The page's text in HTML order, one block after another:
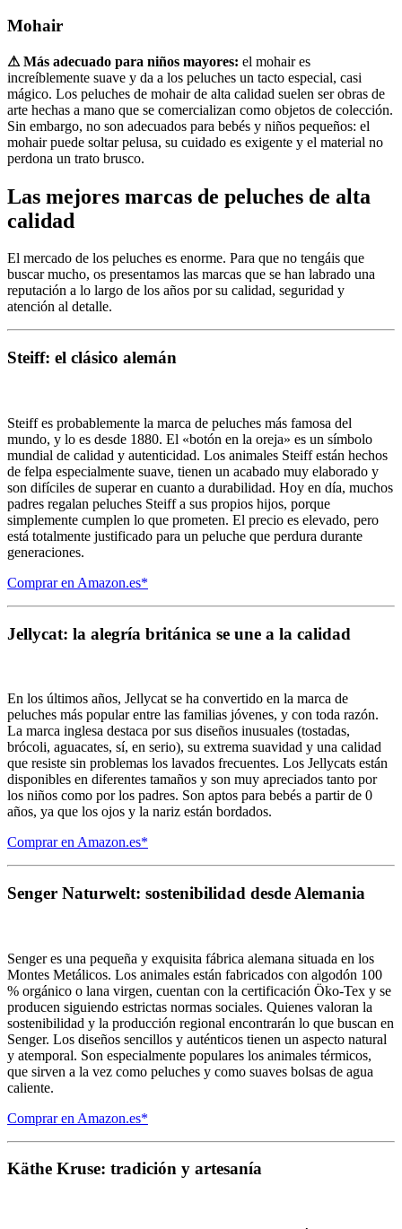
Mohair
⚠ Más adecuado para niños mayores: el mohair es
increíblemente suave y da a los peluches un tacto especial, casi
mágico. Los peluches de mohair de alta calidad suelen ser obras de
arte hechas a mano que se comercializan como objetos de colección.
Sin embargo, no son adecuados para bebés y niños pequeños: el
mohair puede soltar pelusa, su cuidado es exigente y el material no
perdona un trato brusco.
Las mejores marcas de peluches de alta
calidad
El mercado de los peluches es enorme. Para que no tengáis que
buscar mucho, os presentamos las marcas que se han labrado una
reputación a lo largo de los años por su calidad, seguridad y
atención al detalle.
Steiff: el clásico alemán
Steiff es probablemente la marca de peluches más famosa del
mundo, y lo es desde 1880. El «botón en la oreja» es un símbolo
mundial de calidad y autenticidad. Los animales Steiff están hechos
de felpa especialmente suave, tienen un acabado muy elaborado y
son difíciles de superar en cuanto a durabilidad. Hoy en día, muchos
padres regalan peluches Steiff a sus propios hijos, porque
simplemente cumplen lo que prometen. El precio es elevado, pero
está totalmente justificado para un peluche que perdura durante
generaciones.
Comprar en Amazon.es*
Jellycat: la alegría británica se une a la calidad
En los últimos años, Jellycat se ha convertido en la marca de
peluches más popular entre las familias jóvenes, y con toda razón.
La marca inglesa destaca por sus diseños inusuales (tostadas,
brócoli, aguacates, sí, en serio), su extrema suavidad y una calidad
que resiste sin problemas los lavados frecuentes. Los Jellycats están
disponibles en diferentes tamaños y son muy apreciados tanto por
los niños como por los padres. Son aptos para bebés a partir de 0
años, ya que los ojos y la nariz están bordados.
Comprar en Amazon.es*
Senger Naturwelt: sostenibilidad desde Alemania
Senger es una pequeña y exquisita fábrica alemana situada en los
Montes Metálicos. Los animales están fabricados con algodón 100
% orgánico o lana virgen, cuentan con la certificación Öko-Tex y se
producen siguiendo estrictas normas sociales. Quienes valoran la
sostenibilidad y la producción regional encontrarán lo que buscan en
Senger. Los diseños sencillos y auténticos tienen un aspecto natural
y atemporal. Son especialmente populares los animales térmicos,
que sirven a la vez como peluches y como suaves bolsas de agua
caliente.
Comprar en Amazon.es*
Käthe Kruse: tradición y artesanía